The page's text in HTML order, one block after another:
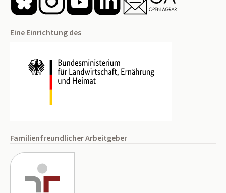
Eine Einrichtung des
Familienfreundlicher Arbeitgeber